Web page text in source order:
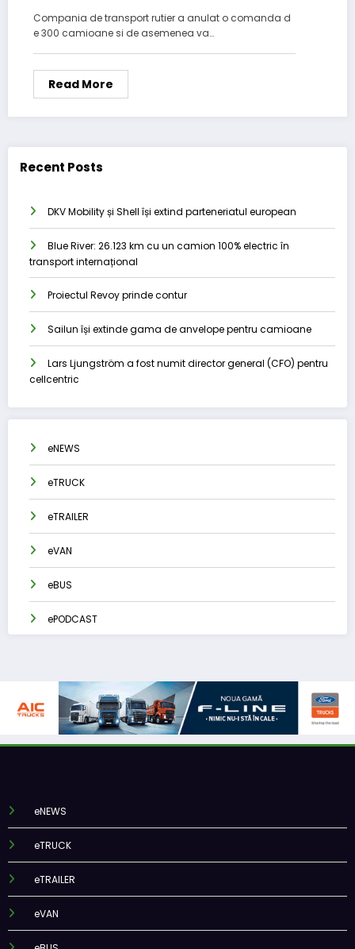
Compania de transport rutier a anulat o comanda d
e 300 camioane si de asemenea va…
Read More
Recent Posts
DKV Mobility și Shell își extind parteneriatul european
Blue River: 26.123 km cu un camion 100% electric în
transport internațional
Proiectul Revoy prinde contur
Sailun își extinde gama de anvelope pentru camioane
Lars Ljungström a fost numit director general (CFO) pentru
cellcentric
eNEWS
eTRUCK
eTRAILER
eVAN
eBUS
ePODCAST
eNEWS
eTRUCK
eTRAILER
eVAN